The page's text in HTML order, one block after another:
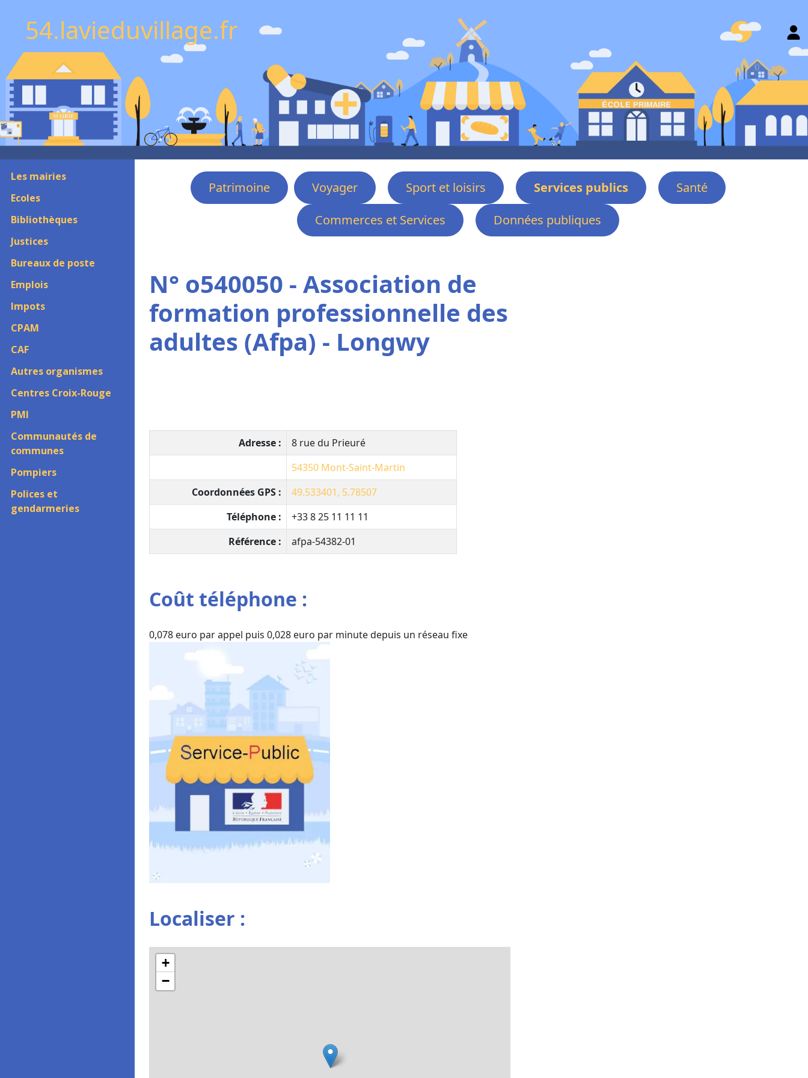
54.lavieduvillage.fr
Les mairies
Ecoles
Bibliothèques
Justices
Bureaux de poste
Emplois
Impots
CPAM
CAF
Autres organismes
Centres Croix-Rouge
PMI
Communautés de
communes
Pompiers
Polices et
gendarmeries
Patrimoine Voyager Sport et loisirs Services publics
Santé
Commerces et Services
Données publiques
N° o540050 - Association de
formation professionnelle des
adultes (Afpa) - Longwy
Adresse :
8 rue du Prieuré
54350 Mont-Saint-Martin
Coordonnées GPS :
49.533401, 5.78507
Téléphone :
+33 8 25 11 11 11
Référence :
afpa-54382-01
Coût téléphone :
0,078 euro par appel puis 0,028 euro par minute depuis un réseau fixe
Localiser :
+
−